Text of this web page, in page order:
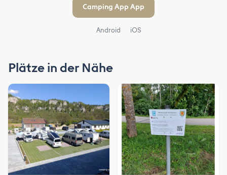
Camping App App
Android iOS
Plätze in der Nähe